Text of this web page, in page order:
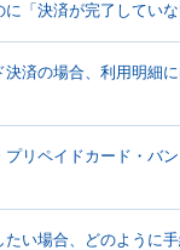
「決済が完了していな
決済の場合、利用明細
リペイドカード・バ
たい場合、どのように